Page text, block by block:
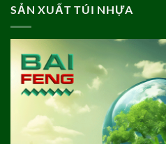
SẢN XUẤT TÚI NHỰA